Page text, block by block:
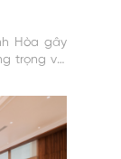
Hòa gây
trọng với